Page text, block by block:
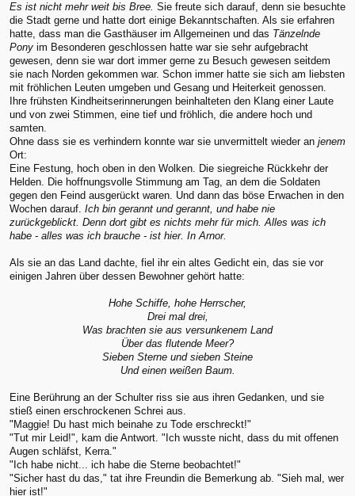
Es ist nicht mehr weit bis Bree. Sie freute sich darauf, denn sie besuchte
die Stadt gerne und hatte dort einige Bekanntschaften. Als sie erfahren
hatte, dass man die Gasthäuser im Allgemeinen und das Tänzelnde
Pony im Besonderen geschlossen hatte war sie sehr aufgebracht
gewesen, denn sie war dort immer gerne zu Besuch gewesen seitdem
sie nach Norden gekommen war. Schon immer hatte sie sich am liebsten
mit fröhlichen Leuten umgeben und Gesang und Heiterkeit genossen.
Ihre frühsten Kindheitserinnerungen beinhalteten den Klang einer Laute
und von zwei Stimmen, eine tief und fröhlich, die andere hoch und
samten.
Ohne dass sie es verhindern konnte war sie unvermittelt wieder an jenem
Ort:
Eine Festung, hoch oben in den Wolken. Die siegreiche Rückkehr der
Helden. Die hoffnungsvolle Stimmung am Tag, an dem die Soldaten
gegen den Feind ausgerückt waren. Und dann das böse Erwachen in den
Wochen darauf. Ich bin gerannt und gerannt, und habe nie
zurückgeblickt. Denn dort gibt es nichts mehr für mich. Alles was ich
habe - alles was ich brauche - ist hier. In Arnor.
Als sie an das Land dachte, fiel ihr ein altes Gedicht ein, das sie vor
einigen Jahren über dessen Bewohner gehört hatte:
Hohe Schiffe, hohe Herrscher,
Drei mal drei,
Was brachten sie aus versunkenem Land
Über das flutende Meer?
Sieben Sterne und sieben Steine
Und einen weißen Baum.
Eine Berührung an der Schulter riss sie aus ihren Gedanken, und sie
stieß einen erschrockenen Schrei aus.
"Maggie! Du hast mich beinahe zu Tode erschreckt!"
"Tut mir Leid!", kam die Antwort. "Ich wusste nicht, dass du mit offenen
Augen schläfst, Kerra."
"Ich habe nicht... ich habe die Sterne beobachtet!"
"Sicher hast du das," tat ihre Freundin die Bemerkung ab. "Sieh mal, wer
hier ist!"